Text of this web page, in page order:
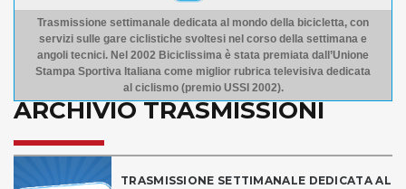
Trasmissione settimanale dedicata al mondo della bicicletta, con
servizi sulle gare ciclistiche svoltesi nel corso della settimana e
angoli tecnici. Nel 2002 Biciclissima è stata premiata dall’Unione
Stampa Sportiva Italiana come miglior rubrica televisiva dedicata
al ciclismo (premio USSI 2002).
ARCHIVIO TRASMISSIONI
TRASMISSIONE SETTIMANALE DEDICATA AL